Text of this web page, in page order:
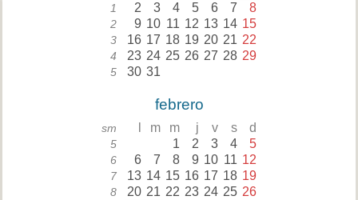
1 2 3 4 5 6 7 8
2 9 10 11 12 13 14 15
3 16 17 18 19 20 21 22
4 23 24 25 26 27 28 29
5 30 31
febrero
sm m m j v s d
5 1 2 3 4 5
6 6 7 8 9 10 11 12
7 13 14 15 16 17 18 19
8 20 21 22 23 24 25 26